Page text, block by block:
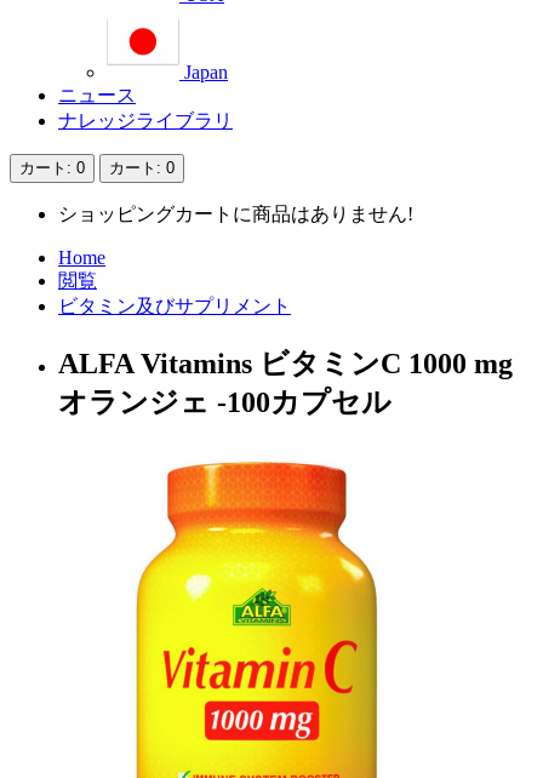
Japan
ニュース
ナレッジライブラリ
カート : 0 カート : 0
ショッピングカートに商品はありません!
Home
閲覧
ビタミン及びサプリメント
ALFA Vitamins ビタミンC 1000 mg
オランジェ -100カプセル